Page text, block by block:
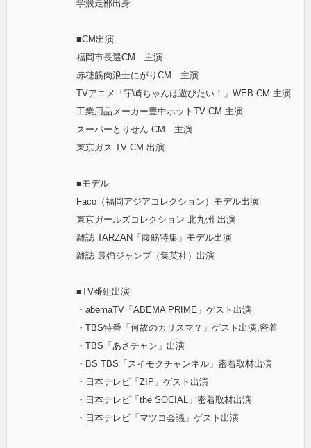
学競走部出身
■CM出演
福岡市長選CM 主演
赤穂筋肉浪士にがりCM 主演
TVアニメ「宇崎ちゃんは遊びたい！」WEB CM 主演
工業用品メーカー豊中ホットTV CM 主演
スーパーとりせん CM 主演
東京ガス TV CM 出演
■モデル
Faco（福岡アジアコレクション）モデル出演
東京ガールズコレクション 北九州 出演
雑誌 TARZAN「腹筋特集」モデル出演
雑誌 最強ジャンプ（集英社）出演
■TV番組出演
・abemaTV「ABEMA PRIME」ゲスト出演
・TBS特番「何故のカリスマ？」ゲスト出演,密着
・TBS「あさチャン」出演
・BS TBS「スイモクチャンネル」密着取材出演
・日本テレビ「ZIP」ゲスト出演
・日本テレビ「the SOCIAL」密着取材出演
・日本テレビ「マツコ会議」ゲスト出演